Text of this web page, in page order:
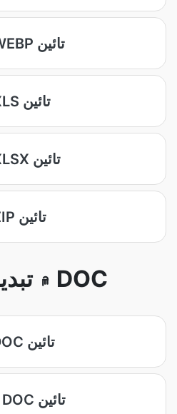
DOC کان WEBP تائين
DOC کان XLS تائين
DOC کان XLSX تائين
DOC کان ZIP تائين
۾ تبديل ڪريو DOC
BMP کان DOC تائين
DOCX کان DOC تائين